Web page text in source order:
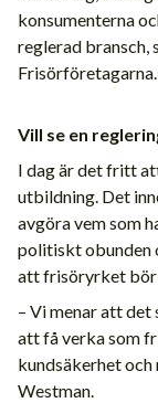
konsumenterna
reglerad bransch,
Frisörföretagarna.
Vill se en
I dag är det fritt
utbildning. Det
avgöra vem som
politiskt obunden
att frisöryrket bör
– Vi menar att
att få verka som
kundsäkerhet
Westman.